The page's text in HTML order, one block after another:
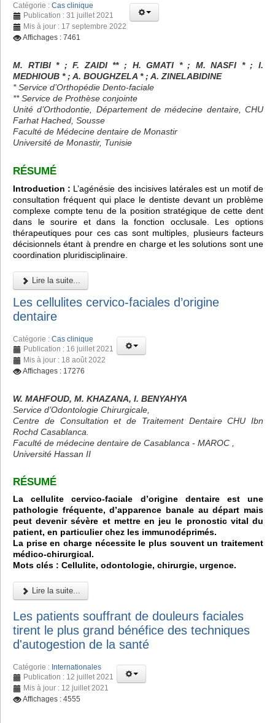
Catégorie : Cas clinique
Publication : 31 juillet 2021
Mis à jour : 17 septembre 2022
Affichages : 7461
M. RTIBI * ; F. ZAIDI ** ; H. GMATI * ; M. NASFI * ; I.
MEDHIOUB * ; A. BOUGHZELA * ; A. ZINELABIDINE
* Service d’Orthopédie Dento-faciale
** Service de Prothèse conjointe
Unité d’Orthodontie, Département de médecine dentaire, CHU
Farhat Hached, Sousse
Faculté de Médecine dentaire de Monastir
Université de Monastir, Tunisie
RÉSUMÉ
Introduction : L’agénésie des incisives latérales est un motif de
consultation fréquent qui place le dentiste devant un problème
complexe compte tenu de la position stratégique de cette dent
dans le sourire et dans la fonction occlusale. Les options
thérapeutiques pour ces cas sont multiples, plusieurs facteurs
décisionnels étant à prendre en charge et les solutions sont une
coordination pluridisciplinaire.
Lire la suite...
Les cellulites cervico-faciales d’origine
dentaire
Catégorie : Cas clinique
Publication : 16 juillet 2021
Mis à jour : 18 août 2022
Affichages : 17276
W. MAHFOUD, M. KHAZANA, I. BENYAHYA
Service d’Odontologie Chirurgicale,
Centre de Consultation et de Traitement Dentaire CHU Ibn
Rochd Casablanca.
Faculté de médecine dentaire de Casablanca - MAROC ,
Université Hassan II
RÉSUMÉ
La cellulite cervico-faciale d’origine dentaire est une
pathologie fréquente, d’apparence banale au départ mais
peut devenir sévère et mettre en jeu le pronostic vital du
patient, en particulier chez les immunodéprimés.
La prise en charge nécessite le plus souvent un traitement
médico-chirurgical.
Mots clés : Cellulite, odontologie, chirurgie, urgence.
Lire la suite...
Les patients souffrant de douleurs faciales
tirent le plus grand bénéfice des techniques
d'autogestion de la santé
Catégorie : Internationales
Publication : 12 juillet 2021
Mis à jour : 12 juillet 2021
Affichages : 4555